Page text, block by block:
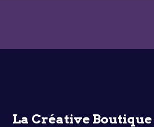
La Créative Boutique